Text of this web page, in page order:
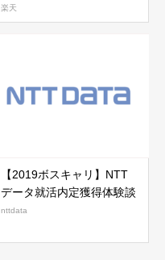
楽天
【2019ボスキャリ】NTT
データ就活内定獲得体験談
nttdata